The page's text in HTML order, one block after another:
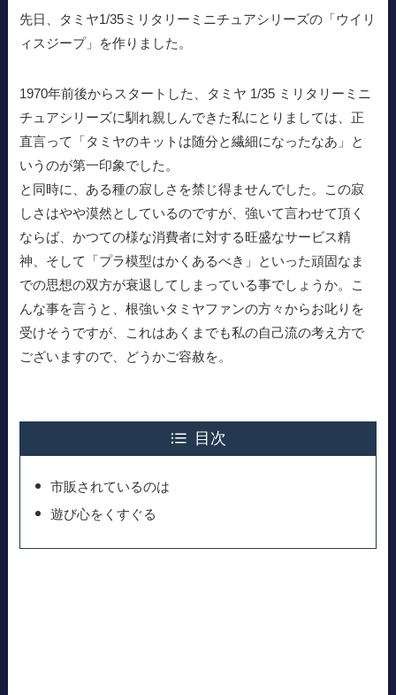
先日、タミヤ1/35ミリタリーミニチュアシリーズの「ウイリ
ィスジープ」を作りました。
1970年前後からスタートした、タミヤ 1/35 ミリタリーミニ
チュアシリーズに馴れ親しんできた私にとりましては、正
直言って「タミヤのキットは随分と繊細になったなあ」と
いうのが第一印象でした。
と同時に、ある種の寂しさを禁じ得ませんでした。この寂
しさはやや漠然としているのですが、強いて言わせて頂く
ならば、かつての様な消費者に対する旺盛なサービス精
神、そして「プラ模型はかくあるべき」といった頑固なま
での思想の双方が衰退してしまっている事でしょうか。こ
んな事を言うと、根強いタミヤファンの方々からお叱りを
受けそうですが、これはあくまでも私の自己流の考え方で
ございますので、どうかご容赦を。
目次
市販されているのは
遊び心をくすぐる